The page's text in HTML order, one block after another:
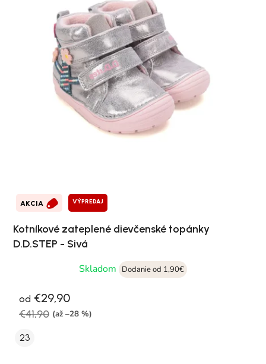
AKCIA VÝPREDAJ
Kotníkové zateplené dievčenské topánky
D.D.STEP - Sivá
Skladom
Dodanie od 1,90€
od €29,90
€41,90 (až –28 %)
23